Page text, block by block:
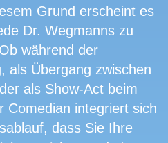
Grund erscheint es
Dr. Wegmanns zu
während der
als Übergang zwischen
als Show-Act beim
Comedian integriert sich
dass Sie Ihre